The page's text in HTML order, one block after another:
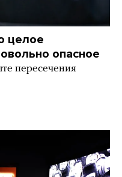
целое
опасное
пересечения